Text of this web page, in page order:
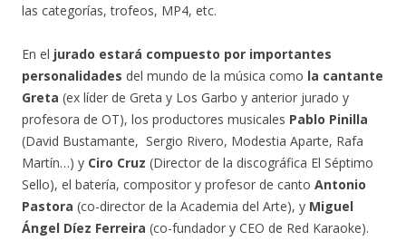
las categorías, trofeos, MP4, etc.
En el jurado estará compuesto por importantes
personalidades del mundo de la música como la cantante
Greta (ex líder de Greta y Los Garbo y anterior jurado y
profesora de OT), los productores musicales Pablo Pinilla
(David Bustamante, Sergio Rivero, Modestia Aparte, Rafa
Martín…) y Ciro Cruz (Director de la discográfica El Séptimo
Sello), el batería, compositor y profesor de canto Antonio
Pastora (co-director de la Academia del Arte), y Miguel
Ángel Díez Ferreira (co-fundador y CEO de Red Karaoke).